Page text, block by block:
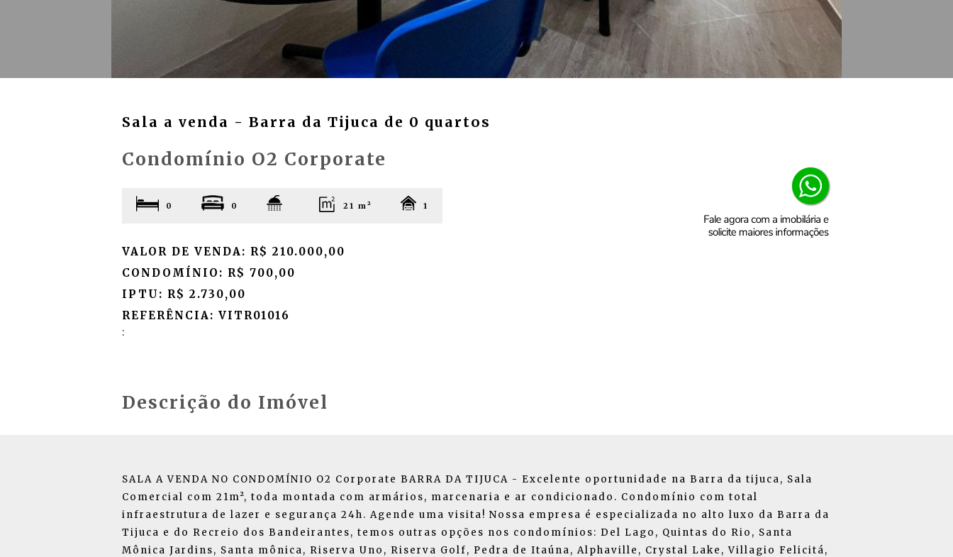
Sala a venda - Barra da Tijuca de 0 quartos
Condomínio O2 Corporate
0 0 21 m² 1
VALOR DE VENDA: R$ 210.000,00
CONDOMÍNIO: R$ 700,00
IPTU: R$ 2.730,00
REFERÊNCIA: VITR01016
:
Descrição do Imóvel
SALA A VENDA NO CONDOMÍNIO O2 Corporate BARRA DA TIJUCA - Excelente oportunidade na Barra da tijuca, Sala
Comercial com 21m², toda montada com armários, marcenaria e ar condicionado. Condomínio com total
infraestrutura de lazer e segurança 24h. Agende uma visita! Nossa empresa é especializada no alto luxo da Barra da
Tijuca e do Recreio dos Bandeirantes, temos outras opções nos condomínios: Del Lago, Quintas do Rio, Santa
Mônica Jardins, Santa mônica, Riserva Uno, Riserva Golf, Pedra de Itaúna, Alphaville, Crystal Lake, Villagio Felicitá,